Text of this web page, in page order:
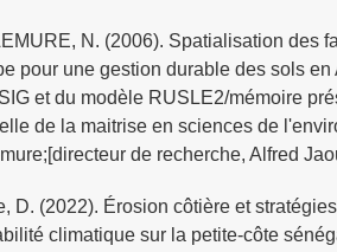
N. (2006). Spatialisation des
pour une gestion durable des sols
et du modèle RUSLE2/mémoire
de la maitrise en sciences de
de recherche, Alfred
D. (2022). Érosion côtière et
climatique sur la petite-côte